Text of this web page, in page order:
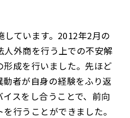
しています。2012年2月の
人外商を行う上での不安解
成を行いました。先ほど
者が自身の経験をふり返
スをし合うことで、前向
行うことができました。